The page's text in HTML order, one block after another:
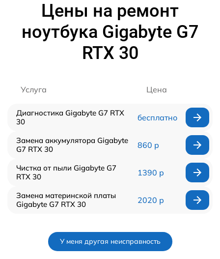
Цены на ремонт
ноутбука Gigabyte G7
RTX 30
Услуга Цена
Диагностика Gigabyte G7 RTX
30
бесплатно
Замена аккумулятора Gigabyte
G7 RTX 30
860 р
Чистка от пыли Gigabyte G7
RTX 30
1390 р
Замена материнской платы
Gigabyte G7 RTX 30
2020 р
У меня другая неисправность